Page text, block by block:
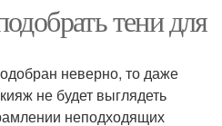
тени для
неверно, то даже
не будет выглядеть
неподходящих